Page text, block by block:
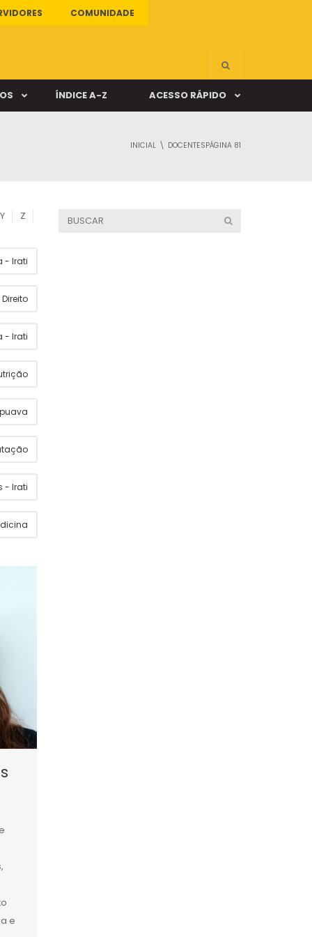
COMUNIDADE
ÍNDICE A-Z ACESSO RÁPIDO
INICIAL DOCENTESPÁGINA 81
Y Z
- Irati
Direito
- Irati
- Irati
e